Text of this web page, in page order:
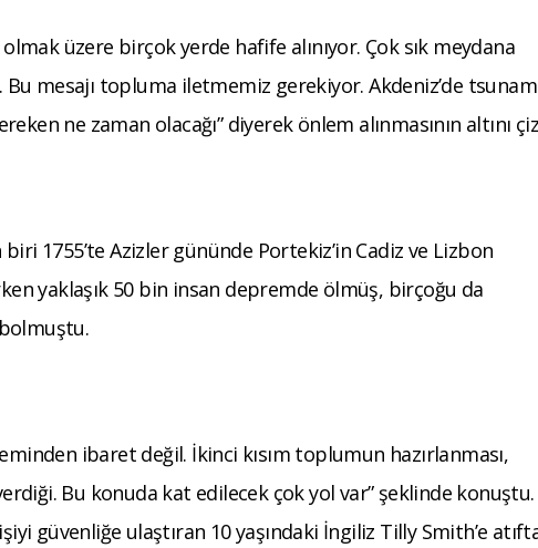
üzere birçok yerde hafife alınıyor. Çok sık meydana
mesajı topluma iletmemiz gerekiyor. Akdeniz’de
ne zaman olacağı” diyerek önlem alınmasının altını
1755’te Azizler gününde Portekiz’in Cadiz ve Lizbon
yaklaşık 50 bin insan depremde ölmüş, birçoğu da
ibaret değil. İkinci kısım toplumun hazırlanması,
Bu konuda kat edilecek çok yol var” şeklinde konuştu.
güvenliğe ulaştıran 10 yaşındaki İngiliz Tilly Smith’e